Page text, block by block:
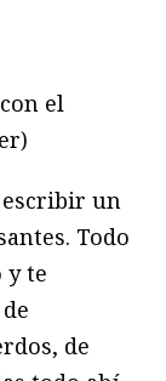
el
un
Todo
y te
de